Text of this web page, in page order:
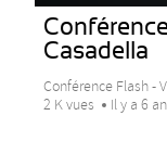
Casadella
Conférence Flash -
2 K vues
Il y a 6